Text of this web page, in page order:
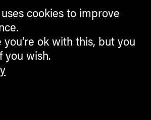
cookies to improve
you're ok with this, but you
you wish.